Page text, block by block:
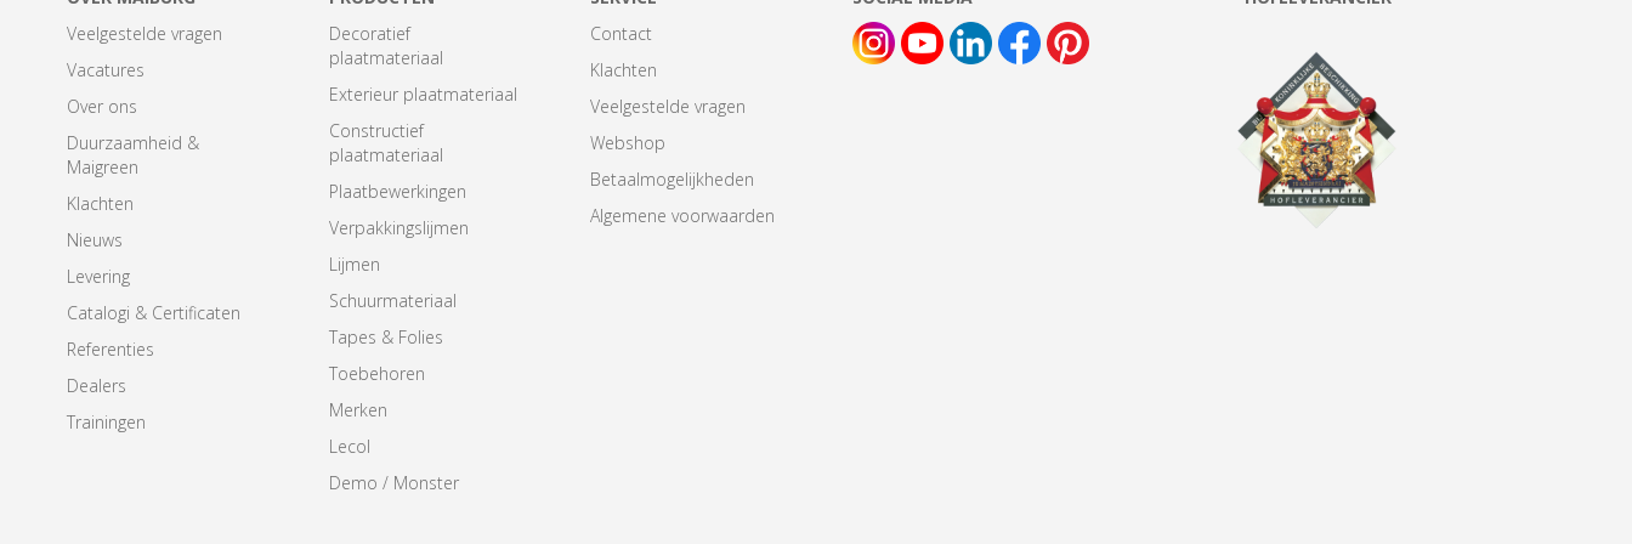
Veelgestelde vragen
Vacatures
Over ons
Duurzaamheid &
Maigreen
Klachten
Nieuws
Levering
Catalogi & Certificaten
Referenties
Dealers
Trainingen
Decoratief
plaatmateriaal
Exterieur plaatmateriaal
Constructief
plaatmateriaal
Plaatbewerkingen
Verpakkingslijmen
Lijmen
Schuurmateriaal
Tapes & Folies
Toebehoren
Merken
Lecol
Demo / Monster
Contact
Klachten
Veelgestelde vragen
Webshop
Betaalmogelijkheden
Algemene voorwaarden